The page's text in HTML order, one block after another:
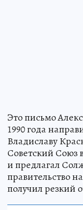
Это письмо
1990 года
Владиславу
Советский Союз
и предлагал
правительство
получил резкий